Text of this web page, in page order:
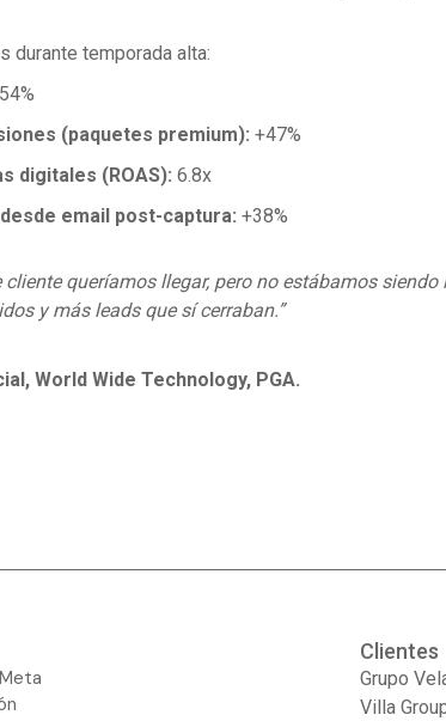
durante temporada alta:
(paquetes premium): +47%
digitales (ROAS): 6.8x
email post-captura: +38%
cliente queríamos llegar, pero no estábamos
y más leads que sí cerraban.”
World Wide Technology, PGA.
Clientes
Grupo
Villa